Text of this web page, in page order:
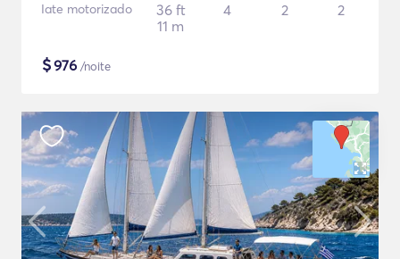
Iate motorizado
36 ft
11 m
4 2 2
$976 /noite